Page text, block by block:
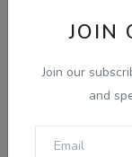
JOIN
Join our
and
ਸ੍ਰੀਲੰਕਾ ਦੀਆਂ ਦੋ
ਅਤੇ 23...